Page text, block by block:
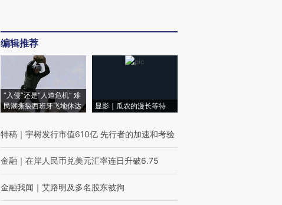
编辑推荐
“入侵”还是“人道危机” 难
民潮撕裂西班牙飞地休达
显影｜瓜农的漫长等待
特稿 ｜ 宇树发行市值610亿 先行者的加速和考验
金融 ｜ 在岸人民币兑美元汇率连日升破6.75
金融我闻 ｜ 艾路明及多名股东被拘